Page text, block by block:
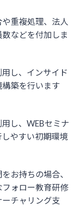
重複処理、法人
などを付加しま
し、インサイド
築を行います
し、WEBセミナ
やすい初期環境
お持ちの場合、
ォロー教育研修
チャリング支